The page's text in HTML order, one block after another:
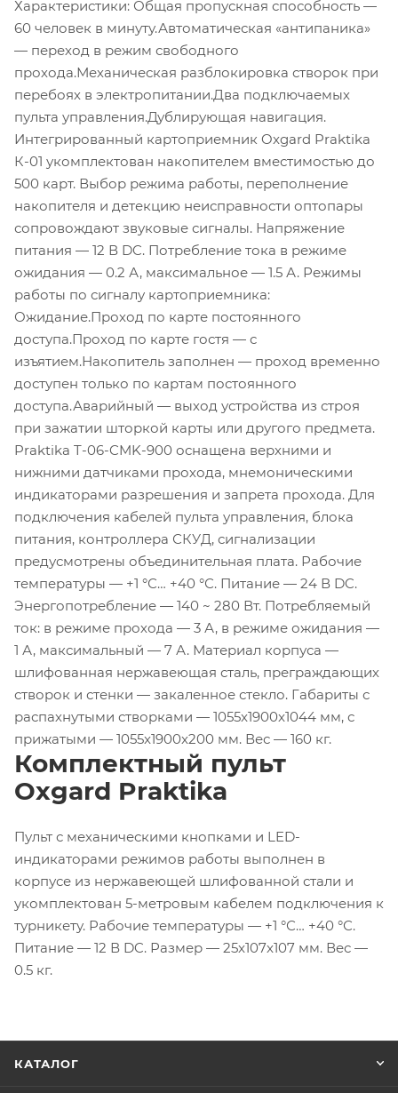
Характеристики: Общая пропускная способность —
60 человек в минуту.Автоматическая «антипаника»
— переход в режим свободного
прохода.Механическая разблокировка створок при
перебоях в электропитании.Два подключаемых
пульта управления.Дублирующая навигация.
Интегрированный картоприемник Oxgard Praktika
К-01 укомплектован накопителем вместимостью до
500 карт. Выбор режима работы, переполнение
накопителя и детекцию неисправности оптопары
сопровождают звуковые сигналы. Напряжение
питания — 12 В DC. Потребление тока в режиме
ожидания — 0.2 А, максимальное — 1.5 А. Режимы
работы по сигналу картоприемника:
Ожидание.Проход по карте постоянного
доступа.Проход по карте гостя — с
изъятием.Накопитель заполнен — проход временно
доступен только по картам постоянного
доступа.Аварийный — выход устройства из строя
при зажатии шторкой карты или другого предмета.
Praktika T-06-CMK-900 оснащена верхними и
нижними датчиками прохода, мнемоническими
индикаторами разрешения и запрета прохода. Для
подключения кабелей пульта управления, блока
питания, контроллера СКУД, сигнализации
предусмотрены объединительная плата. Рабочие
температуры — +1 °С… +40 °С. Питание — 24 В DC.
Энергопотребление — 140 ~ 280 Вт. Потребляемый
ток: в режиме прохода — 3 А, в режиме ожидания —
1 А, максимальный — 7 А. Материал корпуса —
шлифованная нержавеющая сталь, преграждающих
створок и стенки — закаленное стекло. Габариты с
распахнутыми створками — 1055x1900x1044 мм, с
прижатыми — 1055x1900x200 мм. Вес — 160 кг.
Комплектный пульт
Oxgard Praktika
Пульт с механическими кнопками и LED-
индикаторами режимов работы выполнен в
корпусе из нержавеющей шлифованной стали и
укомплектован 5-метровым кабелем подключения к
турникету. Рабочие температуры — +1 °С… +40 °С.
Питание — 12 В DC. Размер — 25x107x107 мм. Вес —
0.5 кг.
КАТАЛОГ